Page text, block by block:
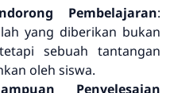
Pembelajaran:
yang diberikan bukan
sebuah tantangan
oleh siswa.
Penyelesaian